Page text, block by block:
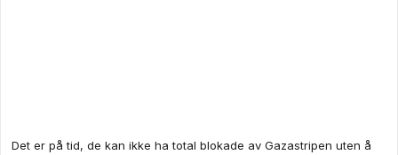
Det er på tid, de kan ikke ha total blokade av Gazastripen uten å